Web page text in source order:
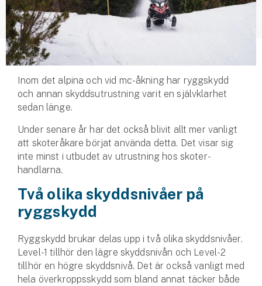
Märkesförsäkringar
Vattenskoterförsäkring
Sportfiskarna
Djur
Jakthundsförsäkring
Kattförsäkring
Djurförsäkring
Hem & hus
Hemförsäkring
Villaförsäkring
Inom det alpina och vid mc-åkning har ryggskydd
och annan skydds­utrustning varit en självklarhet
sedan länge.
Under senare år har det också blivit allt mer vanligt
att skoteråkare börjat använda detta. Det visar sig
inte minst i utbudet av utrustning hos skoter­
handlarna.
Två olika skyddsnivåer på
ryggskydd
Ryggskydd brukar delas upp i två olika skyddsnivåer.
Level-1 tillhör den lägre skyddsnivån och Level-2
tillhör en högre skyddsnivå. Det är också vanligt med
hela överkropps­skydd som bland annat täcker både